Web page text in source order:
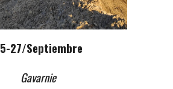
5-27/Septiembre
Gavarnie